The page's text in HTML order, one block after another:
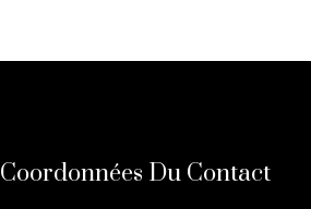
Coordonnées Du Contact